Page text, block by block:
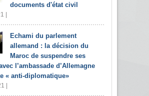
documents d'état civil
|
Echami du parlement
allemand : la décision du
Maroc de suspendre ses
l’ambassade d’Allemagne
« anti-diplomatique»
|